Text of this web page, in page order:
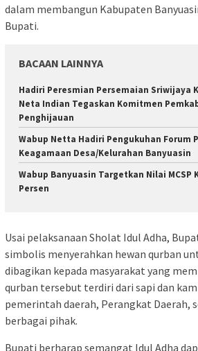
dalam membangun Kabupaten
Bupati.
BACAAN LAINNYA
Hadiri Peresmian Persemaian Sriwijaya
Neta Indian Tegaskan Komitmen
Penghijauan
Wabup Netta Hadiri Pengukuhan Forum
Keagamaan Desa/Kelurahan Banyuasin
Wabup Banyuasin Targetkan Nilai MCSP
Persen
‎Usai pelaksanaan Sholat Idul Adha,
simbolis menyerahkan hewan qurban
dibagikan kepada masyarakat yang
qurban tersebut terdiri dari sapi dan
pemerintah daerah, Perangkat Daerah,
berbagai pihak.
‎Bupati berharap semangat Idul Adha